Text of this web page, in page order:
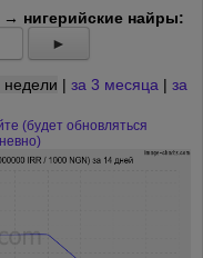
нигерийские найры:
►
недели | за 3 месяца | за
(будет обновляться